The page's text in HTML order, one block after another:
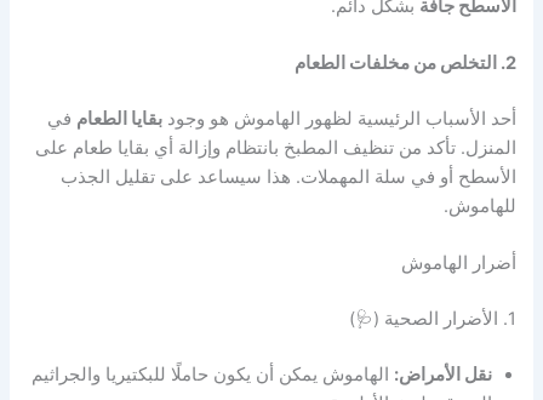
الأسطح جافة بشكل دائم.
2. التخلص من مخلفات الطعام
أحد الأسباب الرئيسية لظهور الهاموش هو وجودبقايا الطعام في
المنزل. تأكد من تنظيف المطبخ بانتظام وإزالة أي بقايا طعام على
الأسطح أو في سلة المهملات. هذا سيساعد على تقليل الجذب
للهاموش.
أضرار الهاموش
1. الأضرار الصحية (🩺)
نقل الأمراض: الهاموش يمكن أن يكون حاملًا للبكتيريا والجراثيم